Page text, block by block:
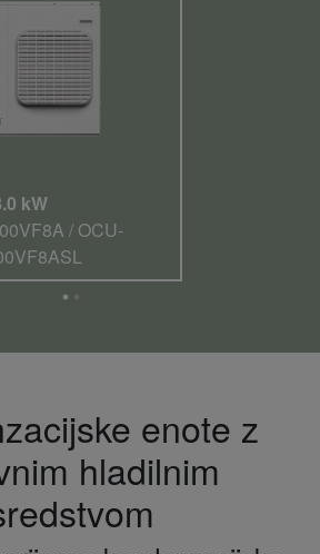
kW
/ OCU-
enote z
hladilnim